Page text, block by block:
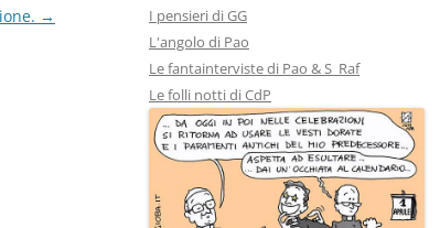
→
I pensieri di GG
L'angolo di Pao
Le fantainterviste di Pao & S_Raf
Le folli notti di CdP